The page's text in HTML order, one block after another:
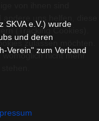
SKVA e.V.) wurde
und deren
Verein" zum Verband
(Tracking Cookies).
zulassen möchten.
womöglich nicht mehr